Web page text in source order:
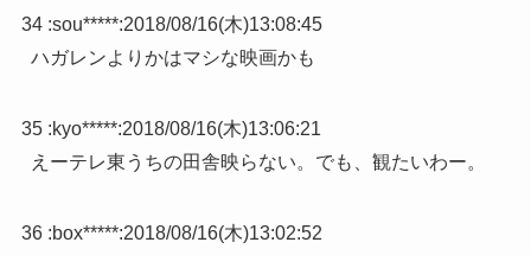
34 :sou*****:2018/08/16(木)13:08:45
ハガレンよりかはマシな映画かも
35 :kyo*****:2018/08/16(木)13:06:21
えーテレ東うちの田舎映らない。でも、観たいわー。
36 :box*****:2018/08/16(木)13:02:52